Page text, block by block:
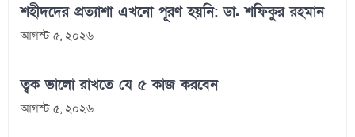
শহীদদের প্রত্যাশা এখনো পূরণ হয়নি: ডা. শফিকুর রহমান
আগস্ট ৫, ২০২৬
ত্বক ভালো রাখতে যে ৫ কাজ করবেন
আগস্ট ৫, ২০২৬